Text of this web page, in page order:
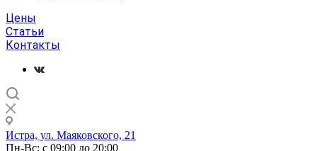
Цены
Статьи
Контакты
Истра, ул. Маяковского, 21
Пн-Вс: с 09:00 до 20:00